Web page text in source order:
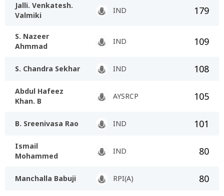
Jalli. Venkatesh.
Valmiki
IND 179
S. Nazeer
Ahmmad
IND 109
S. Chandra Sekhar IND 108
Abdul Hafeez
Khan. B
AYSRCP 105
B. Sreenivasa Rao IND 101
Ismail
Mohammed
IND 80
Manchalla Babuji RPI(A) 80